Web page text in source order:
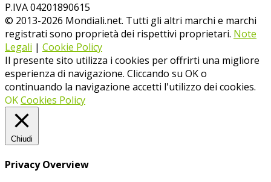
P.IVA 04201890615
© 2013-2026 Mondiali.net. Tutti gli altri marchi e marchi
registrati sono proprietà dei rispettivi proprietari. Note
Legali | Cookie Policy
Il presente sito utilizza i cookies per offrirti una migliore
esperienza di navigazione. Cliccando su OK o
continuando la navigazione accetti l'utilizzo dei cookies.
OKCookies Policy
Chiudi
Privacy Overview